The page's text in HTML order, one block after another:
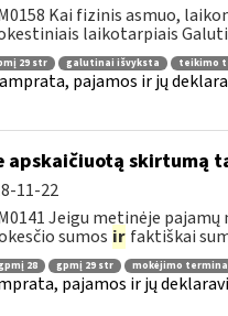
Kai fizinis asmuo,
laikotarpiais
29 str galutinai išvyksta teikimo
pajamos ir jų
apskaičiuotą skirtumą
11-22
Jeigu metinėje
sumos ir faktiškai
28 gpmį 29 str mokėjimo
pajamos ir jų